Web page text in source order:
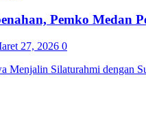
Pemko Medan
27, 2026 0